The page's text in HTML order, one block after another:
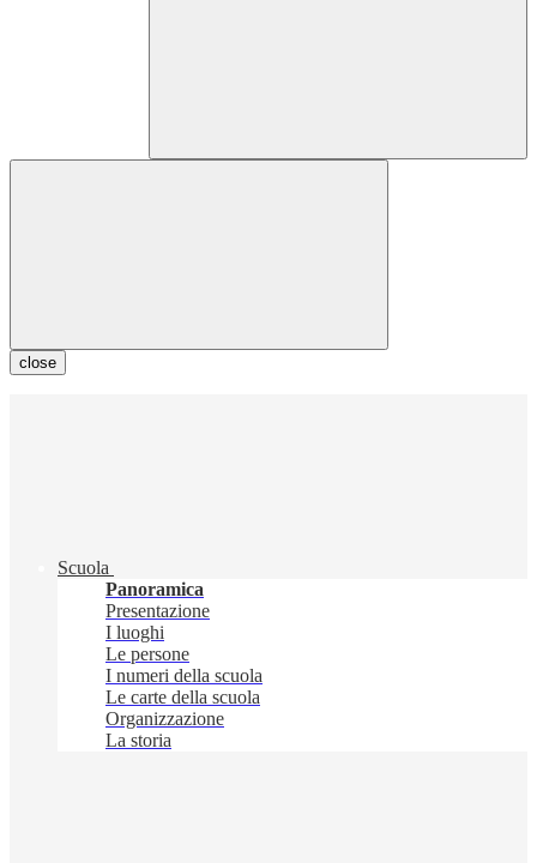
close
Scuola
Panoramica
Presentazione
I luoghi
Le persone
I numeri della scuola
Le carte della scuola
Organizzazione
La storia